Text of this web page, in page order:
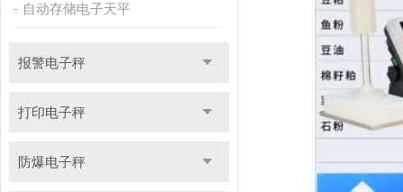
自动存储电子天平
报警电子秤
打印电子秤
防爆电子秤